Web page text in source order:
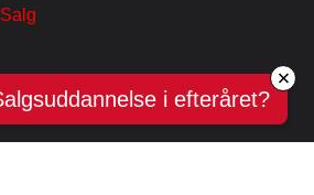
Salg
i efteråret?